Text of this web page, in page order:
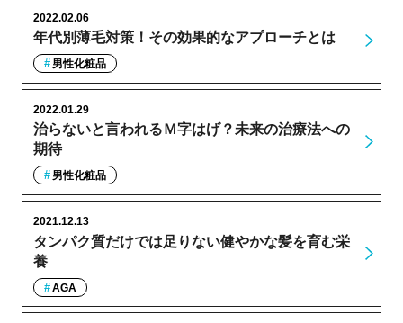
年代別薄毛対策！その効果的なアプローチとは
2022.02.06
男性化粧品
治らないと言われるＭ字はげ？未来の治療法への
期待
2022.01.29
男性化粧品
タンパク質だけでは足りない健やかな髪を育む栄
養
2021.12.13
AGA